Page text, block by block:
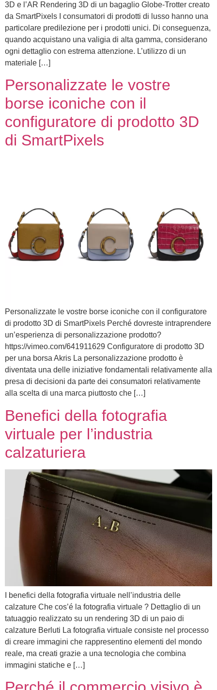
3D e l’AR Rendering 3D di un bagaglio Globe-Trotter creato
da SmartPixels I consumatori di prodotti di lusso hanno una
particolare predilezione per i prodotti unici. Di conseguenza,
quando acquistano una valigia di alta gamma, considerano
ogni dettaglio con estrema attenzione. L’utilizzo di un
materiale […]
Personalizzate le vostre
borse iconiche con il
configuratore di prodotto 3D
di SmartPixels
Personalizzate le vostre borse iconiche con il configuratore
di prodotto 3D di SmartPixels Perché dovreste intraprendere
un’esperienza di personalizzazione prodotto?
https://vimeo.com/641911629 Configuratore di prodotto 3D
per una borsa Akris La personalizzazione prodotto è
diventata una delle iniziative fondamentali relativamente alla
presa di decisioni da parte dei consumatori relativamente
alla scelta di una marca piuttosto che […]
Benefici della fotografia
virtuale per l’industria
calzaturiera
I benefici della fotografia virtuale nell’industria delle
calzature Che cos’é la fotografia virtuale ? Dettaglio di un
tatuaggio realizzato su un rendering 3D di un paio di
calzature Berluti La fotografia virtuale consiste nel processo
di creare immagini che rappresentino elementi del mondo
reale, ma creati grazie a una tecnologia che combina
immagini statiche e […]